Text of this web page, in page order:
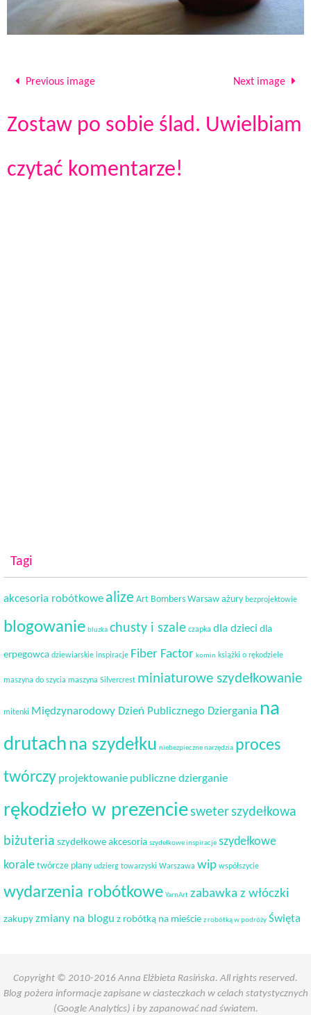
Previous image Next image
Zostaw po sobie ślad. Uwielbiam
czytać komentarze!
Tagi
akcesoria robótkowe alize Art Bombers Warsaw ażury bezprojektowie
blogowanie bluzka chusty i szale czapka dla dzieci dla
erpegowca dziewiarskie inspiracje Fiber Factor komin książki o rękodziele
maszyna do szycia maszyna Silvercrest miniaturowe szydełkowanie
mitenki Międzynarodowy Dzień Publicznego Dziergania na
drutachna szydełku niebezpieczne narzędzia proces
twórczy projektowanie publiczne dzierganie
rękodzieło w prezenciesweterszydełkowa
biżuteria szydełkowe akcesoria szydełkowe inspiracje szydełkowe
korale twórcze plany udzierg towarzyski Warszawa wip współszycie
wydarzenia robótkowe YarnArt zabawka z włóczki
zakupy zmiany na blogu z robótką na mieście z robótką w podróży Święta
Copyright © 2010-2016 Anna Elżbieta Rasińska. All rights reserved.
Blog pożera informacje zapisane w ciasteczkach w celach statystycznych
(Google Analytics) i by zapanować nad światem.